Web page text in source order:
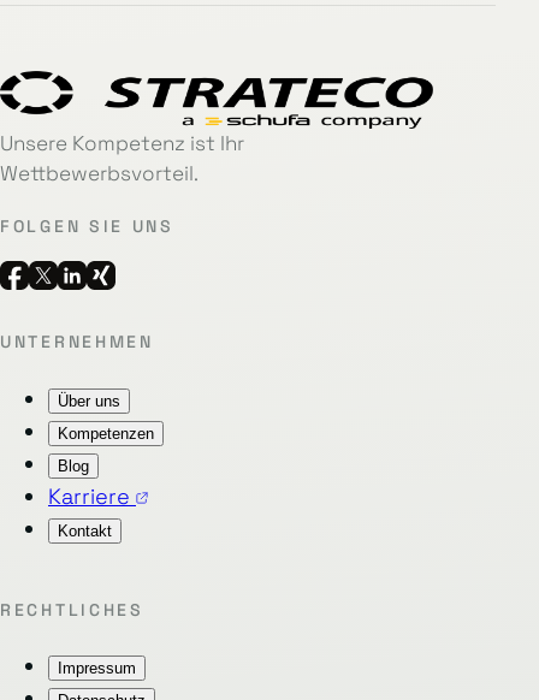
Unsere Kompetenz ist Ihr
Wettbewerbsvorteil.
FOLGEN SIE UNS
UNTERNEHMEN
Über uns
Kompetenzen
Blog
Karriere
Kontakt
RECHTLICHES
Impressum